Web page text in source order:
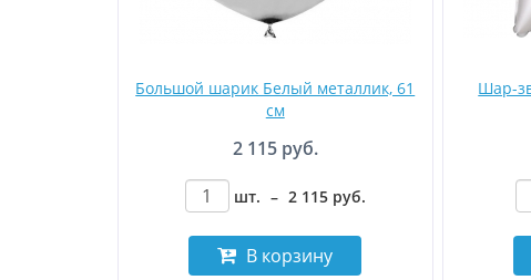
Большой шарик Белый металлик, 61
см
2 115 руб.
шт. – 2 115 руб.
В корзину
Шар-